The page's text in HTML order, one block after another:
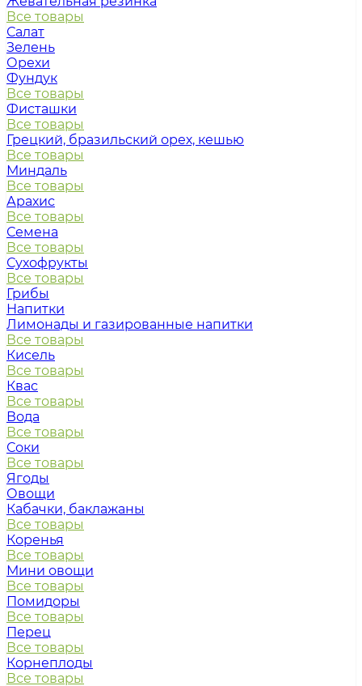
Все товары
Салат
Зелень
Орехи
Фундук
Все товары
Фисташки
Все товары
Грецкий, бразильский орех, кешью
Все товары
Миндаль
Все товары
Арахис
Все товары
Семена
Все товары
Сухофрукты
Все товары
Грибы
Напитки
Лимонады и газированные напитки
Все товары
Кисель
Все товары
Квас
Все товары
Вода
Все товары
Соки
Все товары
Ягоды
Овощи
Кабачки, баклажаны
Все товары
Коренья
Все товары
Мини овощи
Все товары
Помидоры
Все товары
Перец
Все товары
Корнеплоды
Все товары